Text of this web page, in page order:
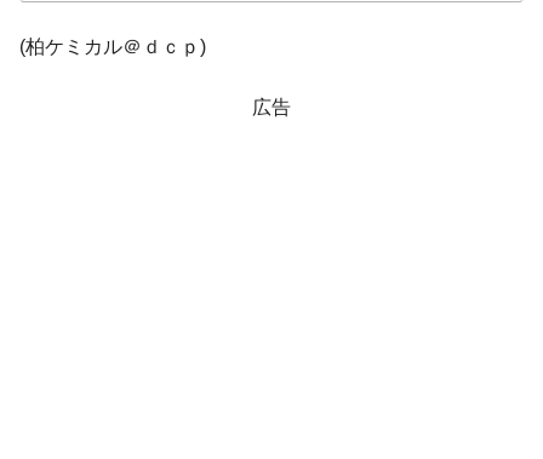
ほぼ終わった」
韓国『国民年金公団』株価暴落で200兆蒸
(柏ケミカル＠ｄｃｐ)
広告